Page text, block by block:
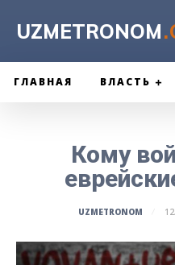
UZMETRONOM
ГЛАВНАЯ ВЛАСТЬ
Кому
UZMETRONOM